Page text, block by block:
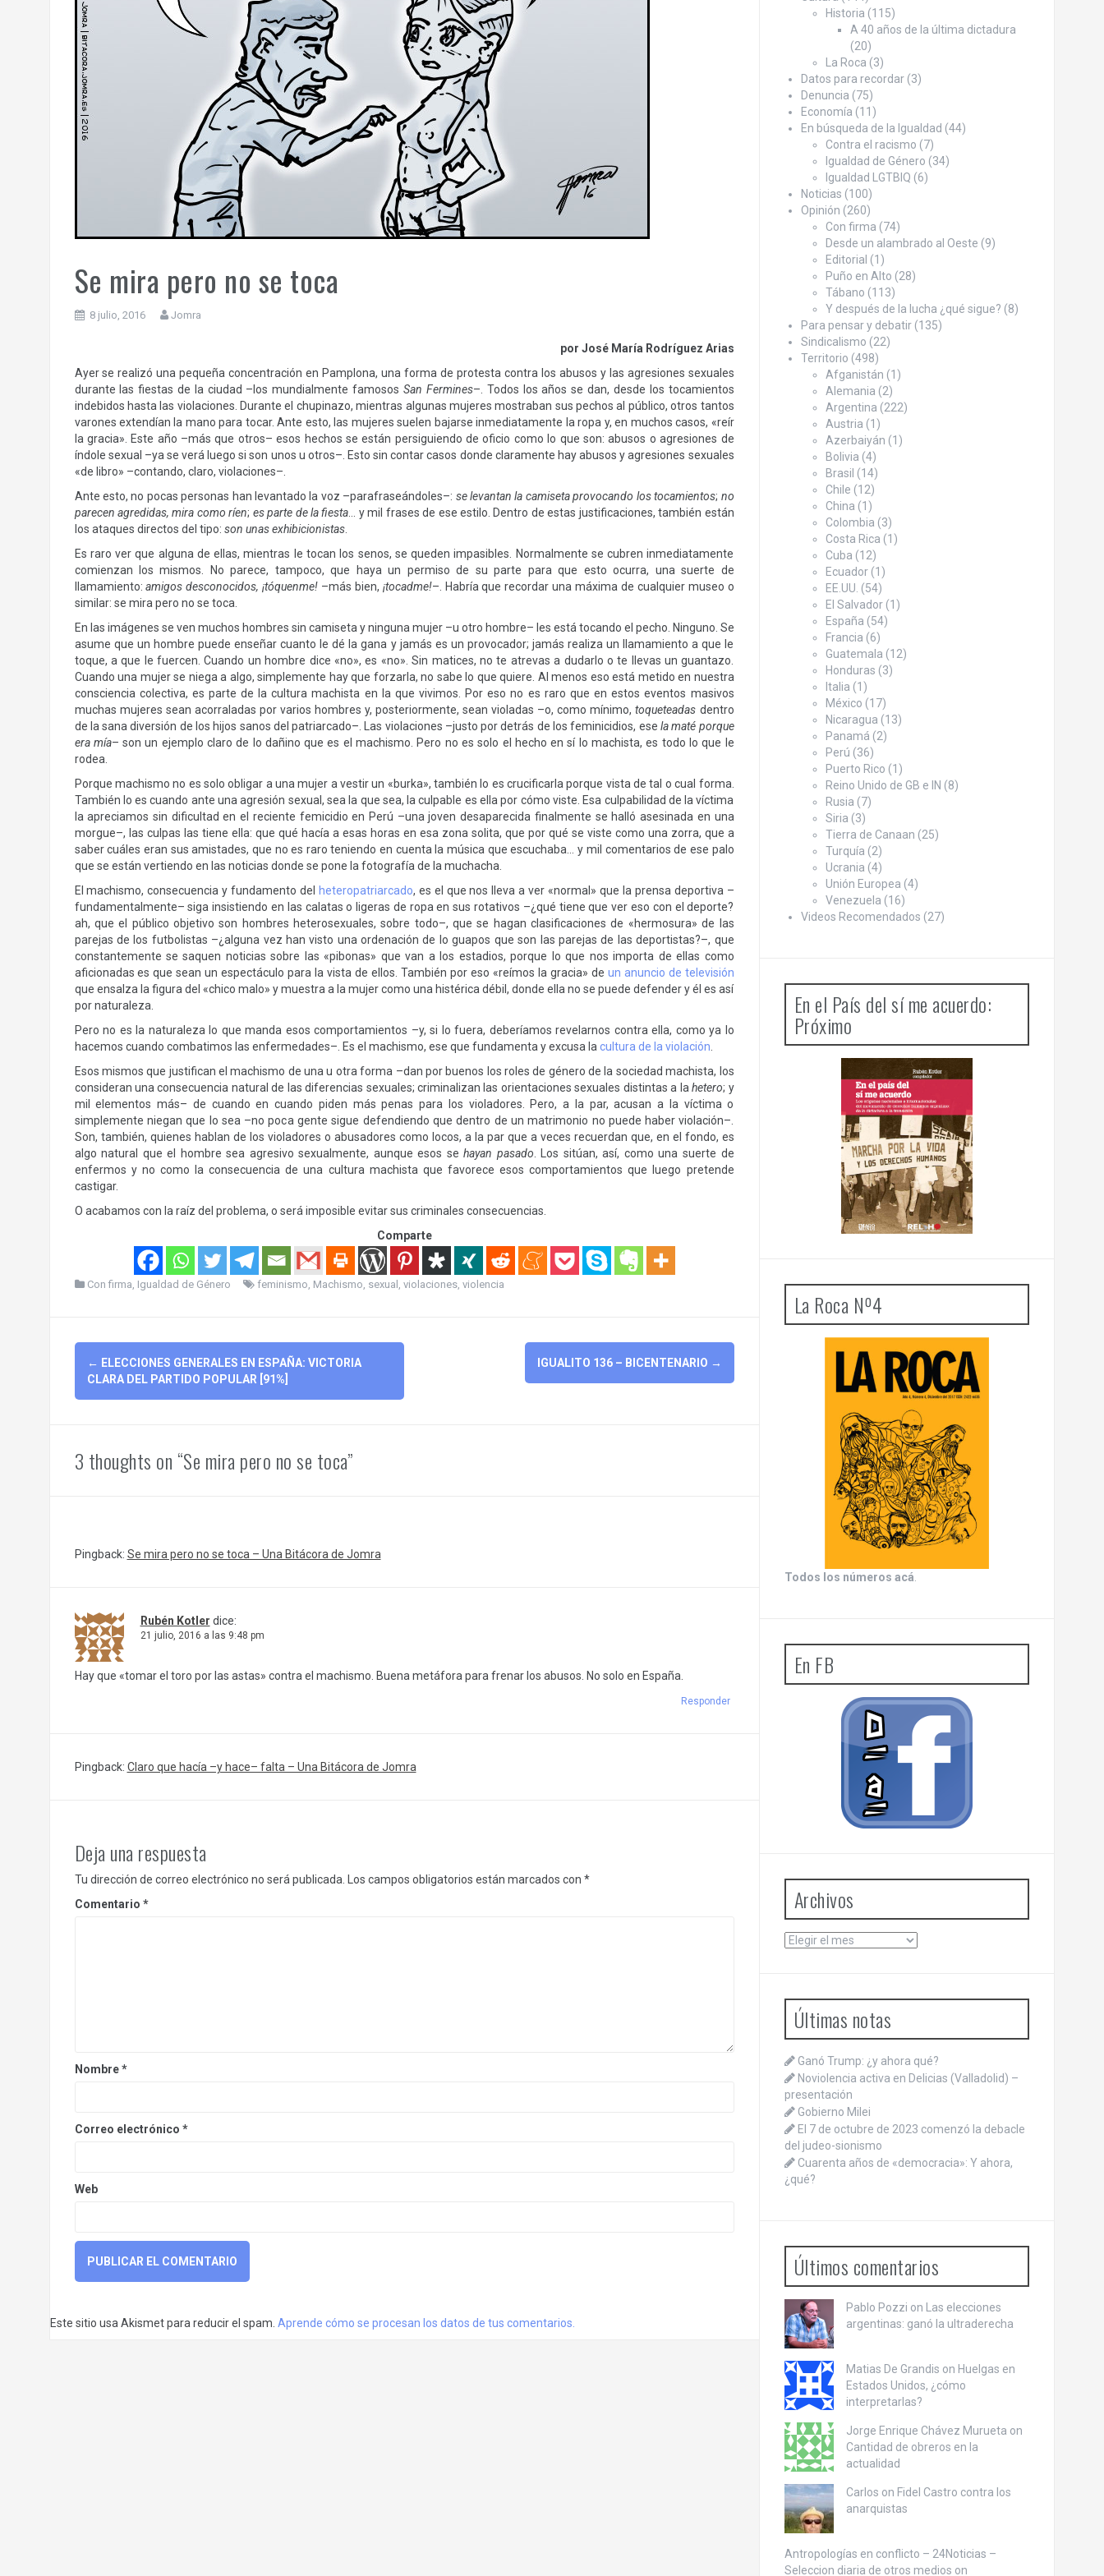
Se mira pero no se toca
8 julio, 2016 Jomra
por José María Rodríguez Arias
Ayer se realizó una pequeña concentración en Pamplona, una forma de protesta contra los abusos y las agresiones sexuales
durante las fiestas de la ciudad –los mundialmente famosos San Fermines–. Todos los años se dan, desde los tocamientos
indebidos hasta las violaciones. Durante el chupinazo, mientras algunas mujeres mostraban sus pechos al público, otros tantos
varones extendían la mano para tocar. Ante esto, las mujeres suelen bajarse inmediatamente la ropa y, en muchos casos, «reír
la gracia». Este año –más que otros– esos hechos se están persiguiendo de oficio como lo que son: abusos o agresiones de
índole sexual –ya se verá luego si son unos u otros–. Esto sin contar casos donde claramente hay abusos y agresiones sexuales
«de libro» –contando, claro, violaciones–.
Ante esto, no pocas personas han levantado la voz –parafraseándoles–: se levantan la camiseta provocando los tocamientos; no
parecen agredidas, mira como ríen; es parte de la fiesta … y mil frases de ese estilo. Dentro de estas justificaciones, también están
los ataques directos del tipo: son unas exhibicionistas.
Es raro ver que alguna de ellas, mientras le tocan los senos, se queden impasibles. Normalmente se cubren inmediatamente
comienzan los mismos. No parece, tampoco, que haya un permiso de su parte para que esto ocurra, una suerte de
llamamiento:amigos desconocidos, ¡tóquenme! –más bien, ¡tocadme!–. Habría que recordar una máxima de cualquier museo o
similar: se mira pero no se toca.
En las imágenes se ven muchos hombres sin camiseta y ninguna mujer –u otro hombre– les está tocando el pecho. Ninguno. Se
asume que un hombre puede enseñar cuanto le dé la gana y jamás es un provocador; jamás realiza un llamamiento a que le
toque, a que le fuercen. Cuando un hombre dice «no», es «no». Sin matices, no te atrevas a dudarlo o te llevas un guantazo.
Cuando una mujer se niega a algo, simplemente hay que forzarla, no sabe lo que quiere. Al menos eso está metido en nuestra
consciencia colectiva, es parte de la cultura machista en la que vivimos. Por eso no es raro que en estos eventos masivos
muchas mujeres sean acorraladas por varios hombres y, posteriormente, sean violadas –o, como mínimo,toqueteadas dentro
de la sana diversión de los hijos sanos del patriarcado–. Las violaciones –justo por detrás de los feminicidios, ese la maté porque
era mía– son un ejemplo claro de lo dañino que es el machismo. Pero no es solo el hecho en sí lo machista, es todo lo que le
rodea.
Porque machismo no es solo obligar a una mujer a vestir un «burka», también lo es crucificarla porque vista de tal o cual forma.
También lo es cuando ante una agresión sexual, sea la que sea, la culpable es ella por cómo viste. Esa culpabilidad de la víctima
la apreciamos sin dificultad en el reciente femicidio en Perú –una joven desaparecida finalmente se halló asesinada en una
morgue–, las culpas las tiene ella: que qué hacía a esas horas en esa zona solita, que por qué se viste como una zorra, que a
saber cuáles eran sus amistades, que no es raro teniendo en cuenta la música que escuchaba… y mil comentarios de ese palo
que se están vertiendo en las noticias donde se pone la fotografía de la muchacha.
El machismo, consecuencia y fundamento del
heteropatriarcado, es el que nos lleva a ver «normal» que la prensa deportiva –
fundamentalmente– siga insistiendo en las calatas o ligeras de ropa en sus rotativos –¿qué tiene que ver eso con el deporte?
ah, que el público objetivo son hombres heterosexuales, sobre todo–, que se hagan clasificaciones de «hermosura» de las
parejas de los futbolistas –¿alguna vez han visto una ordenación de lo guapos que son las parejas de las deportistas?–, que
constantemente se saquen noticias sobre las «pibonas» que van a los estadios, porque lo que nos importa de ellas como
aficionadas es que sean un espectáculo para la vista de ellos. También por eso «reímos la gracia» de un anuncio de televisión
que ensalza la figura del «chico malo» y muestra a la mujer como una histérica débil, donde ella no se puede defender y él es así
por naturaleza.
Pero no es la naturaleza lo que manda esos comportamientos –y, si lo fuera, deberíamos revelarnos contra ella, como ya lo
hacemos cuando combatimos las enfermedades–. Es el machismo, ese que fundamenta y excusa la cultura de la violación
Esos mismos que justifican el machismo de una u otra forma –dan por buenos los roles de género de la sociedad machista, los
consideran una consecuencia natural de las diferencias sexuales; criminalizan las orientaciones sexuales distintas a lahetero; y
mil elementos más– de cuando en cuando piden más penas para los violadores. Pero, a la par, acusan a la víctima o
simplemente niegan que lo sea –no poca gente sigue defendiendo que dentro de un matrimonio no puede haber violación–.
Son, también, quienes hablan de los violadores o abusadores como locos, a la par que a veces recuerdan que, en el fondo, es
algo natural que el hombre sea agresivo sexualmente, aunque esos sehayan pasado . Los sitúan, así, como una suerte de
enfermos y no como la consecuencia de una cultura machista que favorece esos comportamientos que luego pretende
castigar.
O acabamos con la raíz del problema, o será imposible evitar sus criminales consecuencias.
Comparte
Con firma, Igualdad de Género feminismo, Machismo, sexual , violaciones, violencia
Post
navigation
← ELECCIONES GENERALES EN ESPAÑA: VICTORIA
CLARA DEL PARTIDO POPULAR [91%]
IGUALITO 136 – BICENTENARIO →
3 thoughts on “Se mira pero no se toca”
Pingback: Se mira pero no se toca – Una Bitácora de Jomra
Rubén Kotler dice:
21 julio, 2016 a las 9:48 pm
Hay que «tomar el toro por las astas» contra el machismo. Buena metáfora para frenar los abusos. No solo en España.
Responder
Pingback: Claro que hacía –y hace– falta – Una Bitácora de Jomra
Deja una respuesta
Tu dirección de correo electrónico no será publicada. Los campos obligatorios están marcados con *
Comentario *
Nombre*
Correo electrónico *
Web
Este sitio usa Akismet para reducir el spam. Aprende cómo se procesan los datos de tus comentarios.
Historia (115)
A 40 años de la última dictadura
(20)
La Roca (3)
Datos para recordar(3)
Denuncia (75)
Economía (11)
En búsqueda de la Igualdad (44)
Contra el racismo (7)
Igualdad de Género (34)
Igualdad LGTBIQ (6)
Noticias (100)
Opinión (260)
Con firma (74)
Desde un alambrado al Oeste (9)
Editorial (1)
Puño en Alto (28)
Tábano (113)
Y después de la lucha ¿qué sigue? (8)
Para pensar y debatir(135)
Sindicalismo (22)
Territorio (498)
Afganistán (1)
Alemania (2)
Argentina (222)
Austria (1)
Azerbaiyán (1)
Bolivia (4)
Brasil (14)
Chile (12)
China (1)
Colombia (3)
Costa Rica (1)
Cuba (12)
Ecuador(1)
EE.UU. (54)
El Salvador(1)
España (54)
Francia (6)
Guatemala (12)
Honduras (3)
Italia (1)
México (17)
Nicaragua (13)
Panamá (2)
Perú (36)
Puerto Rico (1)
Reino Unido de GB e IN (8)
Rusia (7)
Siria (3)
Tierra de Canaan (25)
Turquía (2)
Ucrania (4)
Unión Europea (4)
Venezuela (16)
Videos Recomendados (27)
En el País del sí me acuerdo:
Próximo
La Roca Nº4
Todos los números acá.
En FB
Archivos
Archivos
Últimas notas
Ganó Trump: ¿y ahora qué?
Noviolencia activa en Delicias (Valladolid) –
presentación
Gobierno Milei
El 7 de octubre de 2023 comenzó la debacle
del judeo-sionismo
Cuarenta años de «democracia»: Y ahora,
¿qué?
Últimos comentarios
Pablo Pozzi on Las elecciones
argentinas: ganó la ultraderecha
Matias De Grandis on Huelgas en
Estados Unidos, ¿cómo
interpretarlas?
Jorge Enrique Chávez Murueta on
Cantidad de obreros en la
actualidad
Carlos on Fidel Castro contra los
anarquistas
Antropologías en conflicto – 24Noticias –
Seleccion diaria de otros medios on